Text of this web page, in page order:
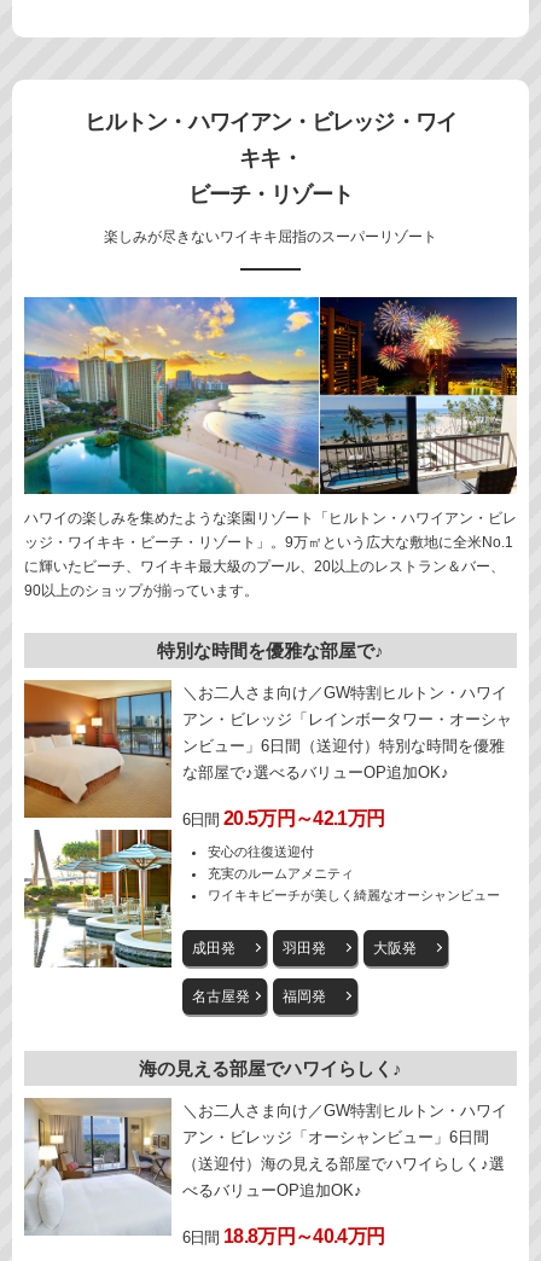
ヒルトン・ハワイアン・ビレッジ・ワイ
キキ・
ビーチ・リゾート
楽しみが尽きないワイキキ屈指のスーパーリゾート
ハワイの楽しみを集めたような楽園リゾート「ヒルトン・ハワイアン・ビレ
ッジ・ワイキキ・ビーチ・リゾート」。9万㎡という広大な敷地に全米No.1
に輝いたビーチ、ワイキキ最大級のプール、20以上のレストラン＆バー、
90以上のショップが揃っています。
特別な時間を優雅な部屋で♪
＼お二人さま向け／GW特割ヒルトン・ハワイ
アン・ビレッジ「レインボータワー・オーシャ
ンビュー」6日間（送迎付）特別な時間を優雅
な部屋で♪選べるバリューOP追加OK♪
6日間 20.5万円～42.1万円
安心の往復送迎付
充実のルームアメニティ
ワイキキビーチが美しく綺麗なオーシャンビュー
成田発 羽田発 大阪発
名古屋発 福岡発
海の見える部屋でハワイらしく♪
＼お二人さま向け／GW特割ヒルトン・ハワイ
アン・ビレッジ「オーシャンビュー」6日間
（送迎付）海の見える部屋でハワイらしく♪選
べるバリューOP追加OK♪
6日間 18.8万円～40.4万円